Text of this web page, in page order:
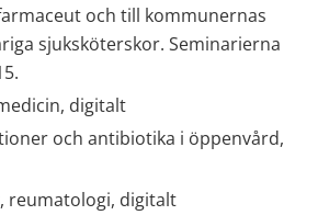
och till kommunernas
sjuksköterskor. Seminarierna
digitalt
och antibiotika i öppenvård,
reumatologi, digitalt